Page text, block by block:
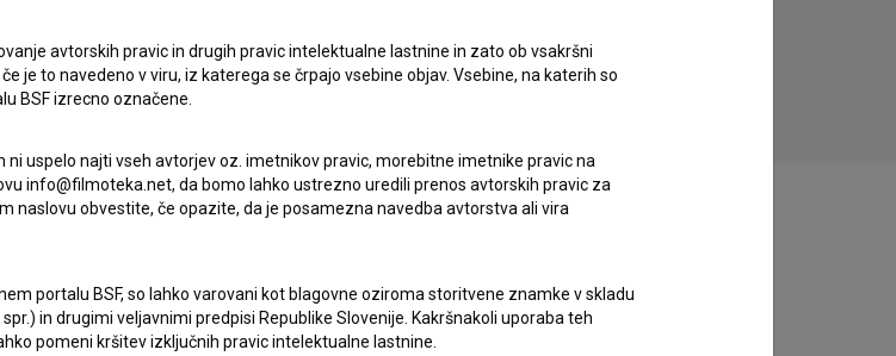
zadnje (2020)
(2020)
avtorskih pravic in drugih pravic intelektualne lastnine in zato ob vsakršni
je to navedeno v viru, iz katerega se črpajo vsebine objav. Vsebine, na katerih so
BSF izrecno označene.
uspelo najti vseh avtorjev oz. imetnikov pravic, morebitne imetnike pravic na
info@filmoteka.net, da bomo lahko ustrezno uredili prenos avtorskih pravic za
naslovu obvestite, če opazite, da je posamezna navedba avtorstva ali vira
portalu BSF, so lahko varovani kot blagovne oziroma storitvene znamke v skladu
in drugimi veljavnimi predpisi Republike Slovenije. Kakršnakoli uporaba teh
pomeni kršitev izključnih pravic intelektualne lastnine.